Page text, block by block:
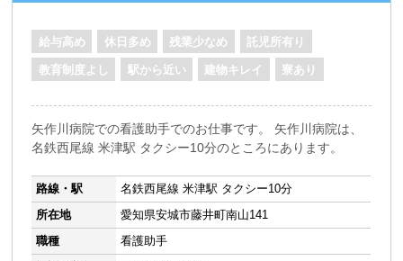
給与高め 休日多め 残業少なめ 託児所有り
教育制度よし 駅から近い 建物キレイ 寮あり
矢作川病院での看護助手でのお仕事です。 矢作川病院は、
名鉄西尾線 米津駅 タクシー10分のところにあります。
路線・駅
名鉄西尾線 米津駅 タクシー10分
所在地
愛知県安城市藤井町南山141
職種
看護助手